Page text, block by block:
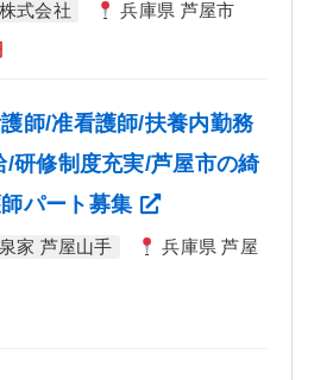
式会社 兵庫県 芦屋市
師/准看護師/扶養内勤務
研修制度充実/芦屋市の綺
パート募集
家 芦屋山手
兵庫県 芦屋